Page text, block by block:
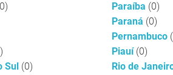
Sul (0)
Paraíba (0)
Paraná (0)
Pernambuco
Piauí (0)
Rio de